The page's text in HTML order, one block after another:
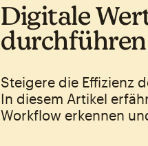
Digitale
Steigere die Effizienz
In diesem Artikel
Workflow erkennen